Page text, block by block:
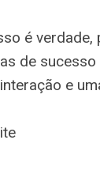
é
de
e